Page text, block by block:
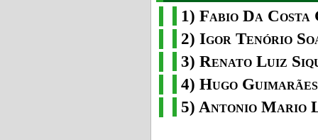
1) Fabio Da
2) Igor Tenório
3) Renato Luiz
4) Hugo
5) Antonio Mario